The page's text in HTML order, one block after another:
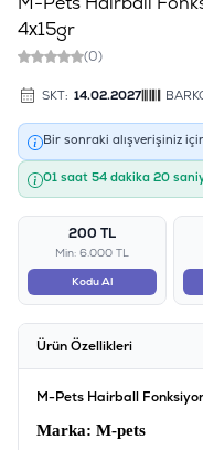
4x15gr
(0)
SKT: 14.02.2027
Bir sonraki alışverişiniz
01 saat 54 dakika 20
200 TL
Min: 6.000 TL
Kodu Al
Ürün Özellikleri
M-Pets Hairball
Marka: M-pets